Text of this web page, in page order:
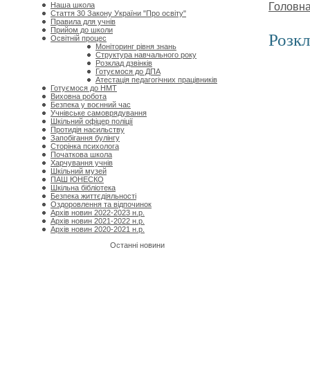
Наша школа
Стаття 30 Закону України "Про освіту"
Правила для учнів
Прийом до школи
Освітній процес
Моніторинг рівня знань
Структура навчального року
Розклад дзвінків
Готуємося до ДПА
Атестація педагогічних працівників
Готуємося до НМТ
Виховна робота
Безпека у воєнний час
Учнівське самоврядування
Шкільний офіцер поліції
Протидія насильству
Запобігання булінгу
Сторінка психолога
Початкова школа
Харчування учнів
Шкільний музей
ПАШ ЮНЕСКО
Шкільна бібліотека
Безпека життєдіяльності
Оздоровлення та відпочинок
Архів новин 2022-2023 н.р.
Архів новин 2021-2022 н.р.
Архів новин 2020-2021 н.р.
Останні новини